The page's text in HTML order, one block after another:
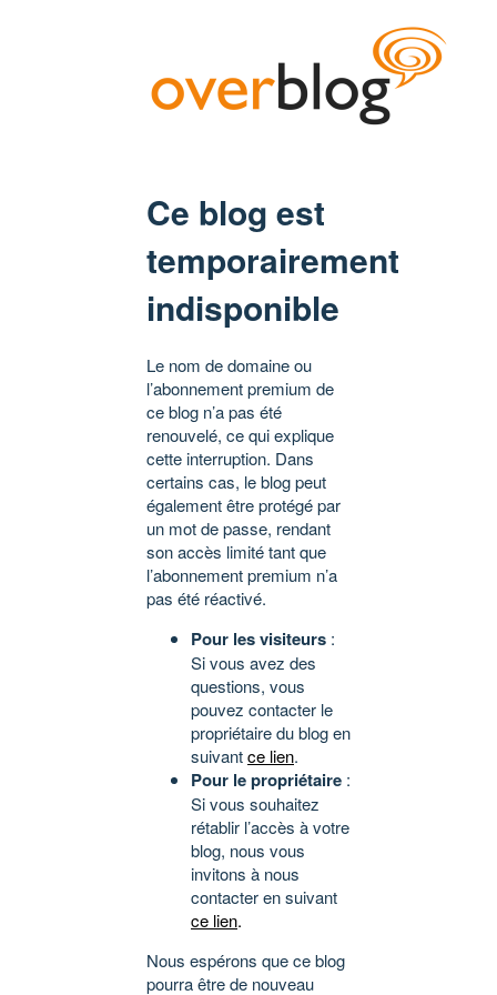
Ce blog est
temporairement
indisponible
Le nom de domaine ou
l’abonnement premium de
ce blog n’a pas été
renouvelé, ce qui explique
cette interruption. Dans
certains cas, le blog peut
également être protégé par
un mot de passe, rendant
son accès limité tant que
l’abonnement premium n’a
pas été réactivé.
Pour les visiteurs :
Si vous avez des
questions, vous
pouvez contacter le
propriétaire du blog en
suivantce lien.
Pour le propriétaire :
Si vous souhaitez
rétablir l’accès à votre
blog, nous vous
invitons à nous
contacter en suivant
ce lien.
Nous espérons que ce blog
pourra être de nouveau